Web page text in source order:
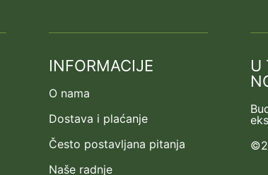
INFORMACIJE
O nama
Dostava i plaćanje
Često postavljana pitanja
Naše radnje
U